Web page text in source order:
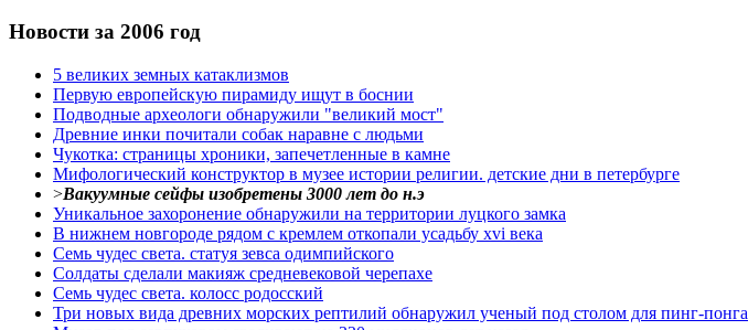
Новости за 2006 год
5 великих земных катаклизмов
Первую европейскую пирамиду ищут в боснии
Подводные археологи обнаружили "великий мост"
Древние инки почитали собак наравне с людьми
Чукотка: страницы хроники, запечетленные в камне
Мифологический конструктор в музее истории религии. детские дни в петербурге
>Вакуумные сейфы изобретены 3000 лет до н.э
Уникальное захоронение обнаружили на территории луцкого замка
В нижнем новгороде рядом с кремлем откопали усадьбу xvi века
Семь чудес света. статуя зевса одимпийского
Солдаты сделали макияж средневековой черепахе
Семь чудес света. колосс родосский
Три новых вида древних морских рептилий обнаружил ученый под столом для пинг-понга